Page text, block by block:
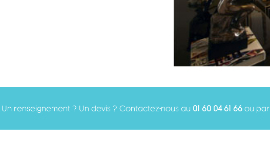
Un renseignement ? Un devis ? Contactez-nous au 01 60 04 61 66ou par